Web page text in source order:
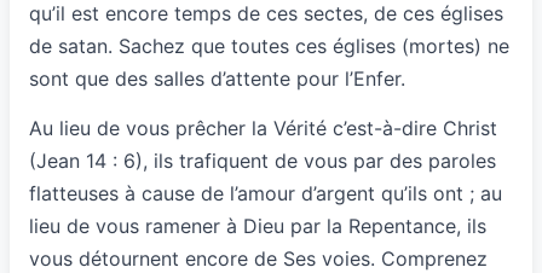
qu’il est encore temps de ces sectes, de ces églises
de satan. Sachez que toutes ces églises (mortes) ne
sont que des salles d’attente pour l’Enfer.
Au lieu de vous prêcher la Vérité c’est-à-dire Christ
(Jean 14 : 6), ils trafiquent de vous par des paroles
flatteuses à cause de l’amour d’argent qu’ils ont ; au
lieu de vous ramener à Dieu par la Repentance, ils
vous détournent encore de Ses voies. Comprenez